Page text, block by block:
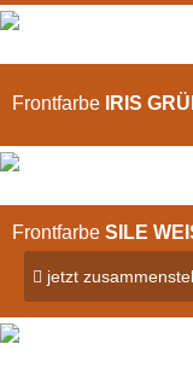
Frontfarbe IRIS
Frontfarbe SILE
jetzt